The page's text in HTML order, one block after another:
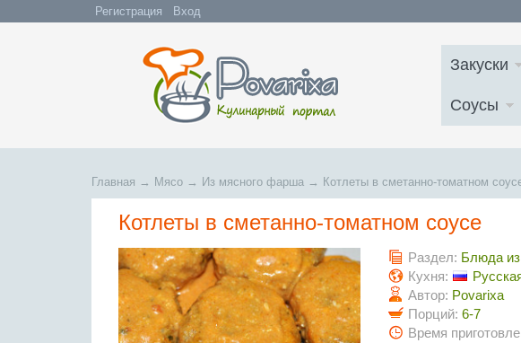
Регистрация Вход
Закуски
Соусы
Главная → Мясо → Из мясного фарша → Котлеты в сметанно-томатном
Котлеты в сметанно-томатном соусе
Раздел: Блюда
Кухня:
Автор: Povarixa
Порций: 6-7
Время